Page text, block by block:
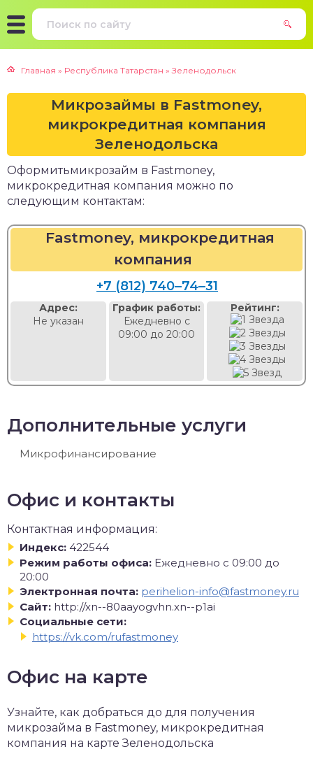
Главная » Республика Татарстан » Зеленодольск
Микрозаймы в Fastmoney,
микрокредитная компания
Зеленодольска
Оформитьмикрозайм в Fastmoney,
микрокредитная компания можно по
следующим контактам:
Fastmoney, микрокредитная
компания
+7 (812) 740‒74‒31
Адрес:
Не указан
График работы:
Ежедневно с
09:00 до 20:00
Рейтинг:
Дополнительные услуги
Микрофинансирование
Офис и контакты
Контактная информация:
Индекс: 422544
Режим работы офиса: Ежедневно с 09:00 до
20:00
Электронная почта: perihelion-info@fastmoney.ru
Сайт: http://xn--80aayogvhn.xn--p1ai
Социальные сети:
https://vk.com/rufastmoney
Офис на карте
Узнайте, как добраться до для получения
микрозайма в Fastmoney, микрокредитная
компания на карте Зеленодольска